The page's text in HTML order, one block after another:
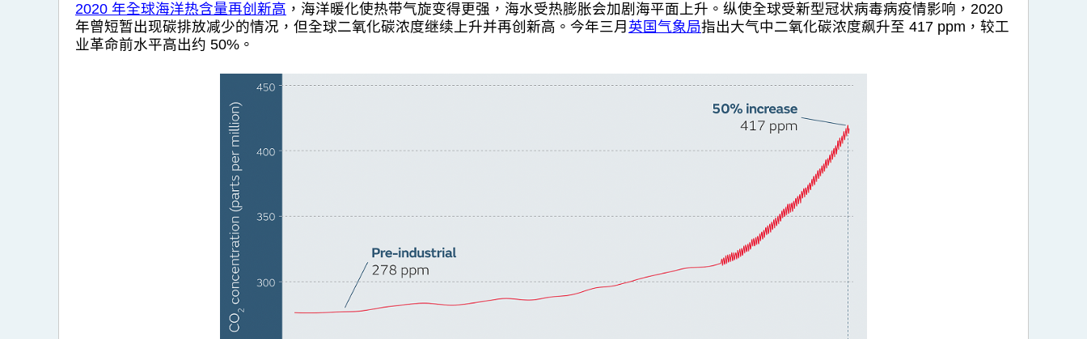
2020 年全球海洋热含量再创新高 ，海洋暖化使热带气旋变得更强，海水受热膨胀会加剧海平面上升。纵使全球受新型冠状病毒病疫情影响，2020
年曾短暂出现碳排放减少的情况，但全球二氧化碳浓度继续上升并再创新高。今年三月 英国气象局指出大气中二氧化碳浓度飙升至 417 ppm，较工
业革命前水平高出约 50%。